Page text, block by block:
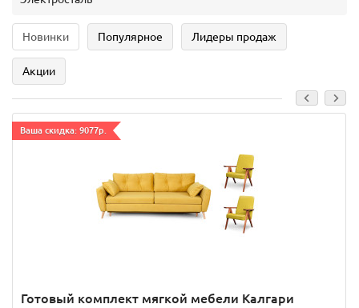
Новинки Популярное Лидеры продаж
Акции
Ваша скидка: 9077р.
Готовый комплект мягкой мебели Калгари